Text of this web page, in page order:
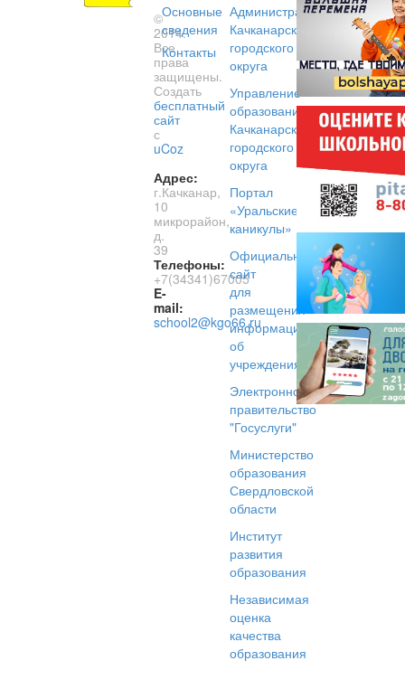
©
2014.
Все
права
защищены.
Создать
бесплатный
сайт
с
uCoz
Адрес:
г.Качканар,
10
микрорайон,
д.
39
Телефоны:
+7(34341)67005
E-
mail:
school2@kgo66.ru
Основные
сведения
Контакты
Администрация
Качканарского
городского
округа
Управление
образованием
Качканарского
городского
округа
Портал
«Уральские
каникулы»
Официальный
сайт
для
размещения
информации
об
учреждениях
Электронное
правительство
"Госуслуги"
Министерство
образования
Свердловской
области
Институт
развития
образования
Независимая
оценка
качества
образования